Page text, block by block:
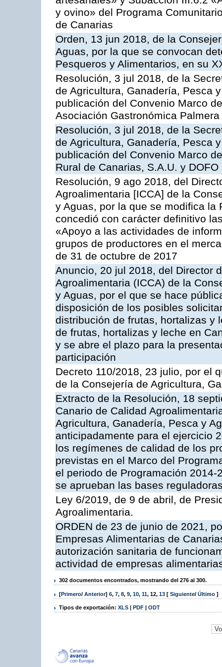
y ovino» del Programa
de Canarias
Orden, 13 jun 2018, de la
Aguas, por la que se convocan
Pesqueros y Alimentarios, en su
Resolución, 3 jul 2018, de la
de Agricultura, Ganadería, Pesca
publicación del Convenio Marco
Asociación Gastronómica
Resolución, 3 jul 2018, de la
de Agricultura, Ganadería, Pesca
publicación del Convenio Marco
Rural de Canarias, S.A.U. y
Resolución, 9 ago 2018, del
Agroalimentaria [ICCA] de la
y Aguas, por la que se modifica
concedió con carácter definitivo
«Apoyo a las actividades de
grupos de productores en el
de 31 de octubre de 2017
Anuncio, 20 jul 2018, del Director
Agroalimentaria (ICCA) de la
y Aguas, por el que se hace
disposición de los posibles
distribución de frutas, hortalizas y
de frutas, hortalizas y leche en
y se abre el plazo para la
participación
Decreto 110/2018, 23 julio, por el
de la Consejería de Agricultura,
Extracto de la Resolución, 18
Canario de Calidad
Agricultura, Ganadería, Pesca y
anticipadamente para el ejercicio
los regímenes de calidad de los
previstas en el Marco del
el periodo de Programación
se aprueban las bases
Ley 6/2019, de 9 de abril, de
Agroalimentaria.
ORDEN de 23 de junio de 2021,
Empresas Alimentarias de
autorización sanitaria de
actividad de empresas
302 documentos encontrados, mostrando del 276 al 300.
[Primero/ Anterior] 6, 7, 8, 9, 10, 11, 12, 13 [ Siguiente/ Último ]
Tipos de exportación: XLS | PDF | ODT